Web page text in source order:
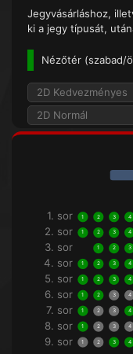
Jegyvásárláshoz,
ki a jegy típusát,
Nézőtér (szabad/
2D Kedvezményes
2D Normál
1. sor 1 2 3 4
2. sor 1 2 3 4
3. sor 1 2 3
4. sor 1 2 3 4
5. sor 1 2 3 4
6. sor 1 2 3 4
7. sor 1 2 3 4
8. sor 1 2 3 4
9. sor 1 2 3 4